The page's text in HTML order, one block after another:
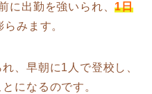
に出勤を強いられ、1日
らみます。
、早朝に1人で登校し、
になるのです。